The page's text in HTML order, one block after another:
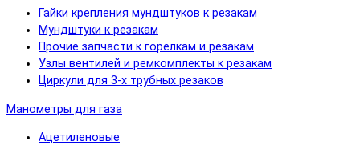
Гайки крепления мундштуков к резакам
Мундштуки к резакам
Прочие запчасти к горелкам и резакам
Узлы вентилей и ремкомплекты к резакам
Циркули для 3-х трубных резаков
Манометры для газа
Ацетиленовые